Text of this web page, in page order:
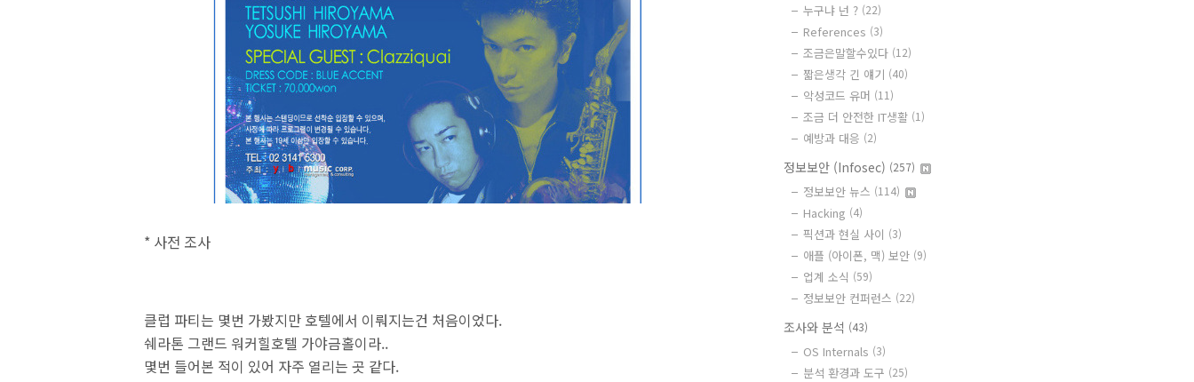
* 사전 조사
클럽 파티는 몇번 가봤지만 호텔에서 이뤄지는건 처음이었다.
쉐라톤 그랜드 워커힐호텔 가야금홀이라..
몇번 들어본 적이 있어 자주 열리는 곳 같다.
누구냐 넌 ? (22)
References (3)
조금은말할수있다 (12)
짧은생각 긴 얘기 (40)
악성코드 유머 (11)
조금 더 안전한 IT생활 (1)
예방과 대응 (2)
정보보안 (Infosec) (257)
정보보안 뉴스 (114)
Hacking (4)
픽션과 현실 사이 (3)
애플 (아이폰, 맥) 보안 (9)
업계 소식 (59)
정보보안 컨퍼런스 (22)
조사와 분석 (43)
OS Internals (3)
분석 환경과 도구 (25)